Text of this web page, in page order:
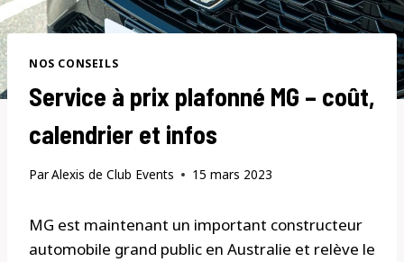
NOS CONSEILS
Service à prix plafonné MG – coût,
calendrier et infos
ParAlexis de Club Events 15 mars 2023
MG est maintenant un important constructeur
automobile grand public en Australie et relève le